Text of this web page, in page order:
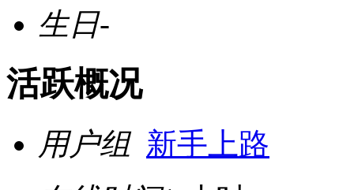
生日-
活跃概况
用户组 新手上路